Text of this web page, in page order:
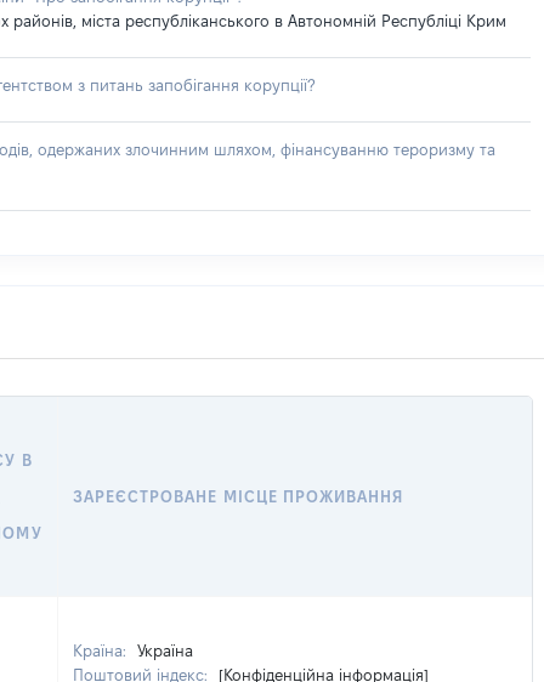
міста республіканського в Автономній Республіці Крим
з питань запобігання корупції?
одержаних злочинним шляхом, фінансуванню тероризму та
В
ЗАРЕЄСТРОВАНЕ МІСЦЕ ПРОЖИВАННЯ
Країна:
Україна
Поштовий індекс:
[Конфіденційна інформація]